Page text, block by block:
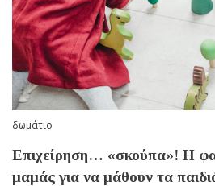
δωμάτιο
Επιχείρηση… «σκούπα»! Η
μαμάς για να μάθουν τα